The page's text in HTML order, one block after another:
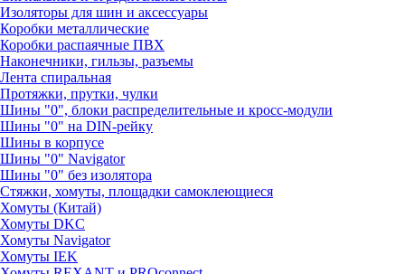
Изоляторы для шин и аксессуары
Коробки металлические
Коробки распаячные ПВХ
Наконечники, гильзы, разъемы
Лента спиральная
Протяжки, прутки, чулки
Шины "0", блоки распределительные и кросс-модули
Шины "0" на DIN-рейку
Шины в корпусе
Шины "0" Navigator
Шины "0" без изолятора
Стяжки, хомуты, площадки самоклеющиеся
Хомуты (Китай)
Хомуты DKC
Хомуты Navigator
Хомуты IEK